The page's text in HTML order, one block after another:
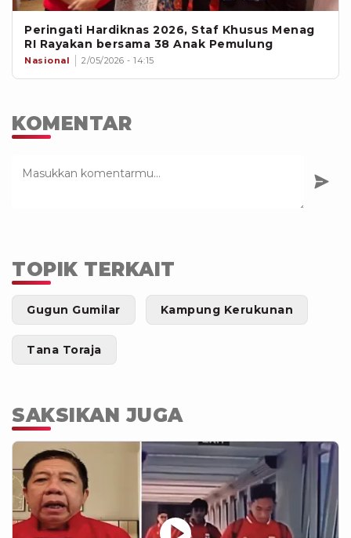
Peringati Hardiknas 2026, Staf Khusus Menag
RI Rayakan bersama 38 Anak Pemulung
Nasional 2/05/2026 - 14:15
KOMENTAR
TOPIK TERKAIT
Gugun Gumilar Kampung Kerukunan
Tana Toraja
SAKSIKAN JUGA